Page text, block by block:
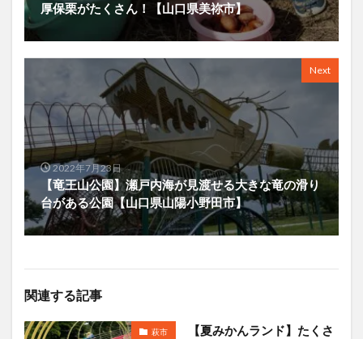
厚保栗がたくさん！【山口県美祢市】
Next
2022年7月23日
【竜王山公園】瀬戸内海が見渡せる大きな竜の滑り
台がある公園【山口県山陽小野田市】
関連する記事
萩市
【夏みかんランド】たくさ